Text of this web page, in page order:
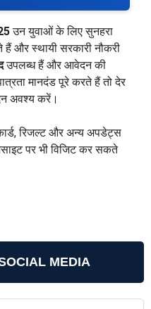
उन युवाओं के लिए सुनहरा
और स्थायी सरकारी नौकरी
उपलब्ध हैं और आवेदन की
मानदंड पूरे करते हैं तो देर
अवश्य करें।
रिजल्ट और अन्य अपडेट्स
पर भी विजिट कर सकते
MEDIA